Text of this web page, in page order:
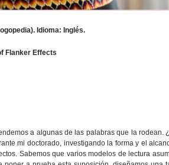
Idioma: Inglés.
Flanker Effects
a algunas de las palabras que la rodean.
mi doctorado, investigando la forma y el
Sabemos que varios modelos de lectura